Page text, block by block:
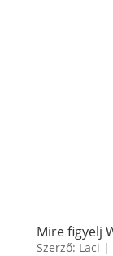
Mire figyelj
Szerző: Laci |